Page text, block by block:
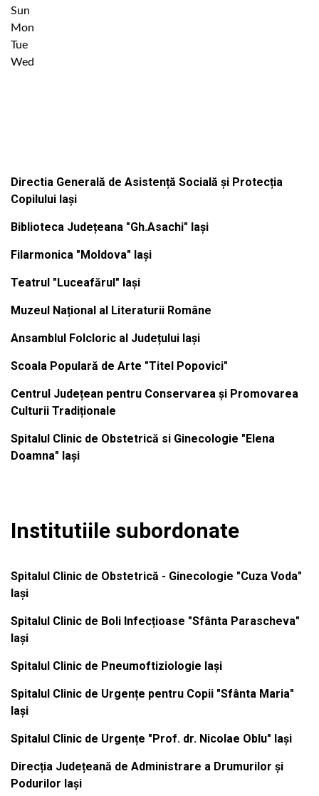
Sun
Mon
Tue
Wed
Directia Generală de Asistență Socială și Protecția
Copilului Iași
Biblioteca Județeana "Gh.Asachi" Iași
Filarmonica "Moldova" Iași
Teatrul "Luceafărul" Iași
Muzeul Național al Literaturii Române
Ansamblul Folcloric al Județului Iași
Scoala Populară de Arte "Titel Popovici"
Centrul Județean pentru Conservarea și Promovarea
Culturii Tradiționale
Spitalul Clinic de Obstetrică si Ginecologie "Elena
Doamna" Iași
Institutiile subordonate
Spitalul Clinic de Obstetrică - Ginecologie "Cuza Voda"
Iași
Spitalul Clinic de Boli Infecțioase "Sfânta Parascheva"
Iași
Spitalul Clinic de Pneumoftiziologie Iași
Spitalul Clinic de Urgențe pentru Copii "Sfânta Maria"
Iași
Spitalul Clinic de Urgențe "Prof. dr. Nicolae Oblu" Iași
Direcția Județeană de Administrare a Drumurilor și
Podurilor Iași